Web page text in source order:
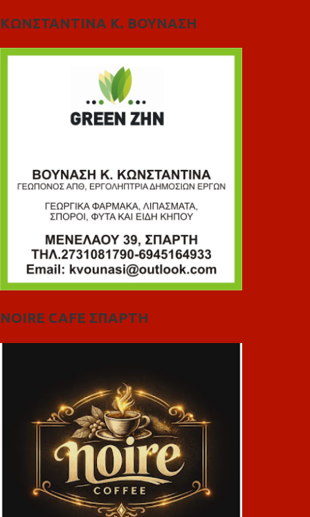
ΚΩΝΣΤΑΝΤΙΝΑ Κ. ΒΟΥΝΑΣΗ
NOIRE CAFE ΣΠΑΡΤΗ